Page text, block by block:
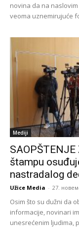
novina da na
veoma uznemirujuće
Mediji
štampu
nastradalog
Užice Media - 27.
Osim što su dužni da
informacije, novinari
unesrećenim ljudima,